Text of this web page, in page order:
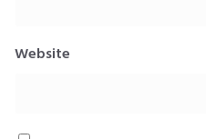
Website